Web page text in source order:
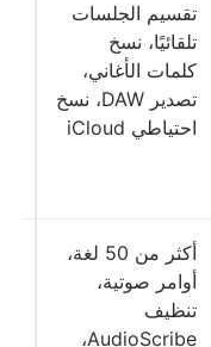
تقسيم الجلسات
تلقائيًا، نسخ
كلمات الأغاني،
تصدير DAW، نسخ
احتياطي iCloud
أكثر من 50 لغة،
أوامر صوتية،
تنظيف
AudioScribe،